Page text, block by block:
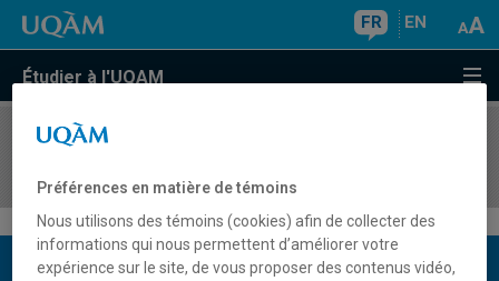
FR EN
Étudier à l'UQAM
COURS//
Description du cours
Préférences en matière de témoins
Nous utilisons des témoins (cookies) afin de collecter des
informations qui nous permettent d’améliorer votre
expérience sur le site, de vous proposer des contenus vidéo,